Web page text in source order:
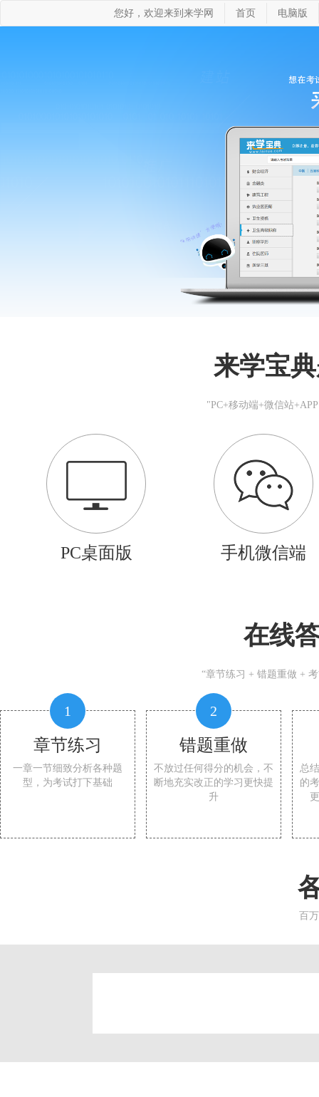
您好，欢迎来到来学网 首页 电脑版
来学宝
"PC+移动端+微信站
PC桌面版 手机微信端
在线
“章节练习 + 错题重做 +
1
章节练习
一章一节细致分析各种题
型，为考试打下基础
2
错题重做
不放过任何得分的机会，不
断地充实改正的学习更快提
升
总
的
百